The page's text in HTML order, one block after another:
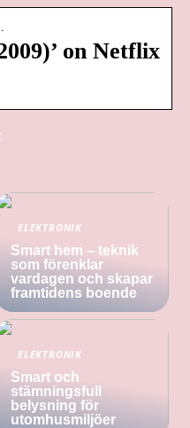
on Netflix
ELEKTRONIK
Smart hem – teknik
som förenklar
vardagen och skapar
framtidens boende
ELEKTRONIK
Smart och
stämningsfull
belysning för
utomhusmiljöer